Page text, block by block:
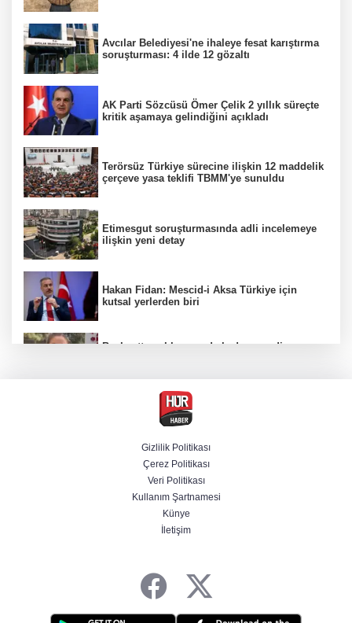
Avcılar Belediyesi'ne ihaleye fesat karıştırma
soruşturması: 4 ilde 12 gözaltı
AK Parti Sözcüsü Ömer Çelik 2 yıllık süreçte
kritik aşamaya gelindiğini açıkladı
Terörsüz Türkiye sürecine ilişkin 12 maddelik
çerçeve yasa teklifi TBMM'ye sunuldu
Etimesgut soruşturmasında adli incelemeye
ilişkin yeni detay
Hakan Fidan: Mescid-i Aksa Türkiye için
kutsal yerlerden biri
Başkentte yol kenarında kadın cesedi
CHP'li belediye başkanın yazışmaları rüşvet
ağını ortaya koydu
Özel ve Ağbaba hakkında dokunulmazlık
talebi iletildi
Başvurular başladı! Polis Akademisi 350
Gizlilik Politikası
Çerez Politikası
Veri Politikası
Kullanım Şartnamesi
Künye
İletişim